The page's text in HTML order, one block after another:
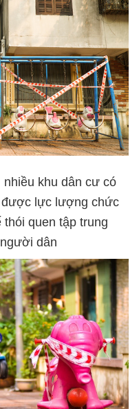
nhiều khu dân cư có
được lực lượng chức
thói quen tập trung
dân